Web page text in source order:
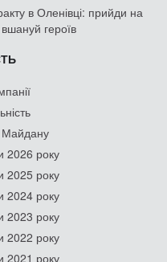
в Оленівці: прийди на
вшануй героїв
2026 року
2025 року
2024 року
2023 року
2022 року
2021 року